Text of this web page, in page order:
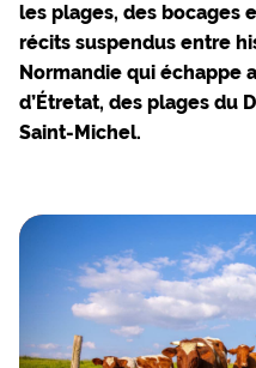
les plages, des bocages
récits suspendus entre
Normandie qui échappe
d’Étretat, des plages du
Saint-Michel.